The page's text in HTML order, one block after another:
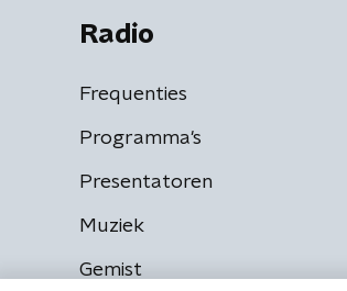
Radio
Frequenties
Programma's
Presentatoren
Muziek
Gemist